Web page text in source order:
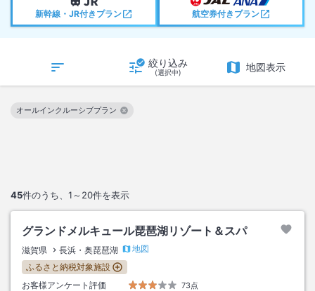
新幹線・JR付きプラン 航空券付きプラン
絞り込み
(選択中) 地図表示
45件のうち、 1～20件を表示
オールインクルーシブプラン
この絞り込み条件を解除
グランドメルキュール琵琶湖リゾート＆スパ
滋賀県 長浜・奥琵琶湖
地図
ふるさと納税対象施設
お客様アンケート評価
73点